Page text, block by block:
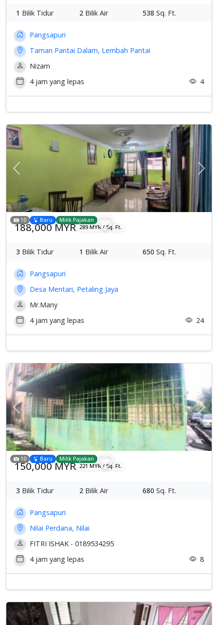
1 Bilik Tidur 2 Bilik Air 538 Sq. Ft.
Pangsapuri
Taman Pantai Dalam, Lembah Pantai
Nizam
4 jam yang lepas
4
Previous
10 Baru Milik Pajakan
188,000 MYR 289 MYR / Sq. Ft.
3 Bilik Tidur 1 Bilik Air 650 Sq. Ft.
Pangsapuri
Desa Mentari, Petaling Jaya
Mr.Many
4 jam yang lepas
24
Previous
10 Baru Milik Pajakan
150,000 MYR 221 MYR / Sq. Ft.
3 Bilik Tidur 2 Bilik Air 680 Sq. Ft.
Pangsapuri
Nilai Perdana, Nilai
FITRI ISHAK - 0189534295
4 jam yang lepas
8